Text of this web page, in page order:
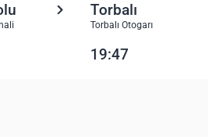
Torbalı
Torbalı Otogarı
19:47